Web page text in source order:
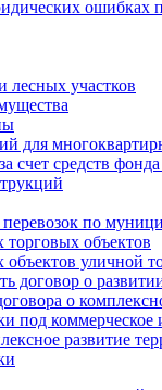
ошибках
лесных участков
для
счет средств
по
объектов
уличной
договор о
о
под коммерческое
развитие